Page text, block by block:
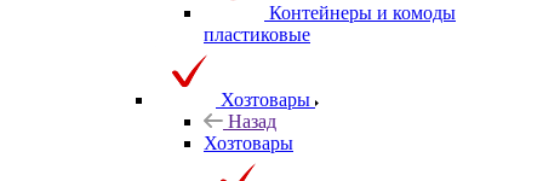
Контейнеры и комоды
пластиковые
Хозтовары
Назад
Хозтовары